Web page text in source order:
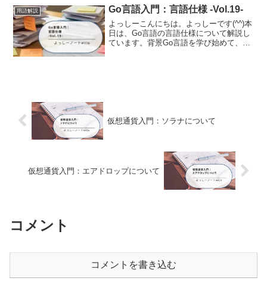
用語解説 Go言語入門：言語仕様 -Vol.19-
よっしーこんにちは。よっしーです(^^)本
日は、Go言語の言語仕様について解説し
ています。背景Go言語を学び始めて、公
仮想通貨入門：ソラナについて
仮想通貨入門：エアドロップについて
コメント
コメントを書き込む